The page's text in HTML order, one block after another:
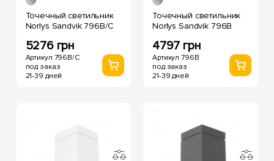
Точечный светильник
Norlys Sandvik 796B/C
5276 грн
Артикул 796B/C
под заказ
21-39 дней
Точечный светильник
Norlys Sandvik 796B
4797 грн
Артикул 796B
под заказ
21-39 дней